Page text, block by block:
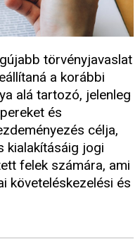
törvényjavaslat
a korábbi
alá tartozó, jelenleg
és
célja,
kialakításáig jogi
felek számára, ami
követeléskezelési és